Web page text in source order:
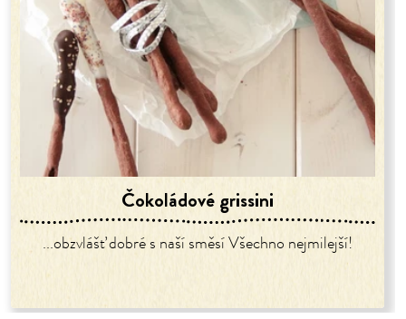
Čokoládové grissini
...obzvlášť dobré s naší směsí Všechno nejmilejší!